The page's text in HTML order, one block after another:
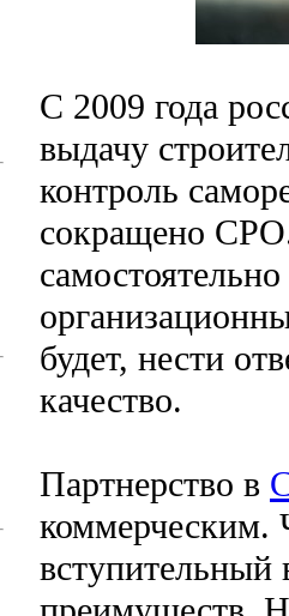
С 2009 года
выдачу
контроль
сокращено
будет, нести
качество.
Партнерство в
коммерческим.
вступительный